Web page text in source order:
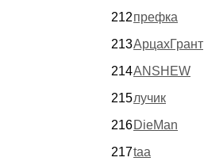
212префка
213АрцахГрант
214ANSHEW
215лучик
216DieMan
217taa